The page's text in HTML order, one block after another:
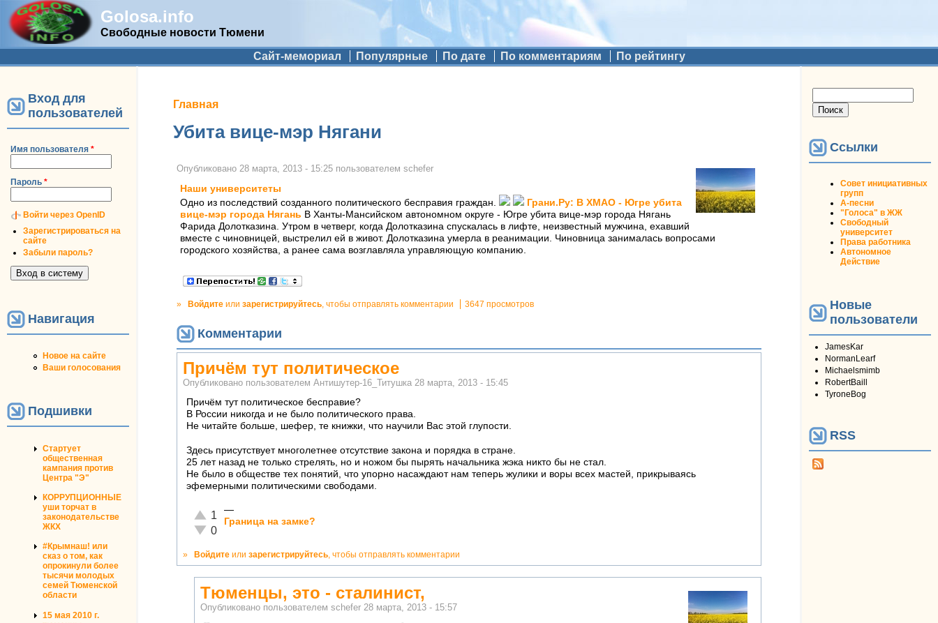
Golosa.info
Свободные новости Тюмени
Дополнительное меню Сайт-мемориал Популярные По дате По комментариям По рейтингу
Вход для
пользователей
Имя пользователя *
Пароль *
Войти через OpenID
Зарегистрироваться на
сайте
Забыли пароль?
Навигация
Новое на сайте
Ваши голосования
Подшивки
Стартует
общественная
кампания против
Центра "Э"
КОРРУПЦИОННЫЕ
уши торчат в
законодательстве
ЖКХ
#Крымнаш! или
сказ о том, как
опрокинули более
тысячи молодых
семей Тюменской
области
15 мая 2010 г.
Вы здесь
Главная
Убита вице-мэр Нягани
Опубликовано 28 марта, 2013 - 15:25 пользователем schefer
Наши университеты
Одно из последствий созданного политического бесправия граждан.
Грани.Ру: В ХМАО - Югре убита
вице-мэр города Нягань В Ханты-Мансийском автономном округе - Югре убита вице-мэр города Нягань
Фарида Долотказина. Утром в четверг, когда Долотказина спускалась в лифте, неизвестный мужчина, ехавший
вместе с чиновницей, выстрелил ей в живот. Долотказина умерла в реанимации. Чиновница занималась вопросами
городского хозяйства, а ранее сама возглавляла управляющую компанию.
» Войдите или зарегистрируйтесь , чтобы отправлять комментарии 3647 просмотров
Комментарии
Причём тут политическое
Опубликовано пользователем Антишутер-16_Титушка 28 марта, 2013 - 15:45
Причём тут политическое бесправие?
В России никогда и не было политического права.
Не читайте больше, шефер, те книжки, что научили Вас этой глупости.
Здесь присутствует многолетнее отсутствие закона и порядка в стране.
25 лет назад не только стрелять, но и ножом бы пырять начальника жэка никто бы не стал.
Не было в обществе тех понятий, что упорно насаждают нам теперь жулики и воры всех мастей, прикрываясь
эфемерными политическими свободами.
Отлично!
1
Неадекватно!
0
—
Граница на замке?
» Войдите или зарегистрируйтесь, чтобы отправлять комментарии
Тюменцы, это - сталинист,
Опубликовано пользователем schefer 28 марта, 2013 - 15:57
Ссылки
Совет инициативных
групп
А-песни
"Голоса" в ЖЖ
Свободный
университет
Права работника
Автономное
Действие
Новые
пользователи
JamesKar
NormanLearf
Michaelsmimb
RobertBaill
TyroneBog
RSS